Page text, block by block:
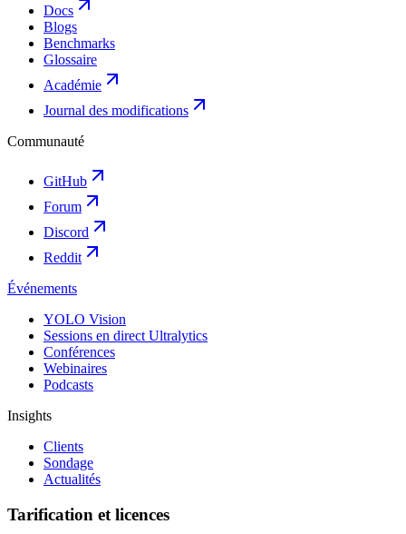
Docs
Blogs
Benchmarks
Glossaire
Académie
Journal des modifications
Communauté
GitHub
Forum
Discord
Reddit
Événements
YOLO Vision
Sessions en direct Ultralytics
Conférences
Webinaires
Podcasts
Insights
Clients
Sondage
Actualités
Tarification et licences